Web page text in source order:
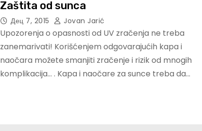
Zaštita od sunca
Дец 7, 2015 Jovan Jarić
Upozorenja o opasnosti od UV zračenja ne treba
zanemarivati! Korišćenjem odgovarajućih kapa i
naočara možete smanjiti zračenje i rizik od mnogih
komplikacija… . Kapa i naočare za sunce treba da…